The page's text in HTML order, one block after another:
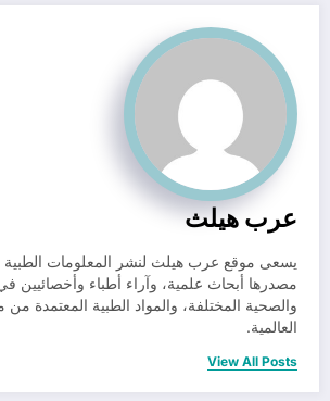
عرب هيلث
يسعى موقع عرب هيلث لنشر المعلومات الطبية
مصدرها أبحاث علمية، وآراء أطباء وأخصائيين
والصحية المختلفة، والمواد الطبية المعتمدة
العالمية.
View All Posts